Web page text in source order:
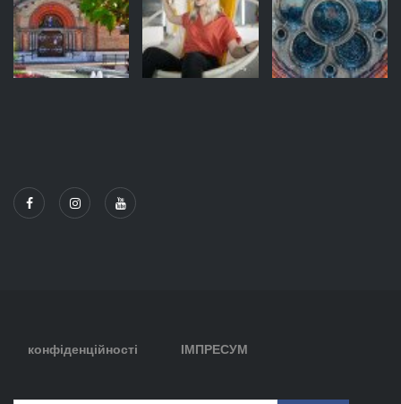
конфіденційності ІМПРЕСУМ